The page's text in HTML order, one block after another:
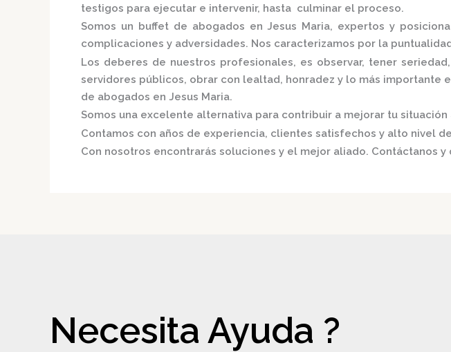
testigos para ejecutar e intervenir, hasta culminar el proceso.
Somos un buffet de abogados en Jesus Maria, expertos y
complicaciones y adversidades. Nos caracterizamos por la
Los deberes de nuestros profesionales, es observar, tener
servidores públicos, obrar con lealtad, honradez y lo más importante
de abogados en Jesus Maria.
Somos una excelente alternativa para contribuir a mejorar tu
Contamos con años de experiencia, clientes satisfechos y alto nivel
Con nosotros encontrarás soluciones y el mejor aliado. Contáctanos y
Necesita Ayuda ?